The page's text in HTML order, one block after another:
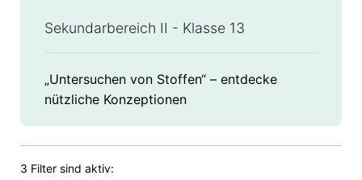
Sekundarbereich II - Klasse 13
„Untersuchen von Stoffen“ – entdecke
nützliche Konzeptionen
3 Filter sind aktiv: